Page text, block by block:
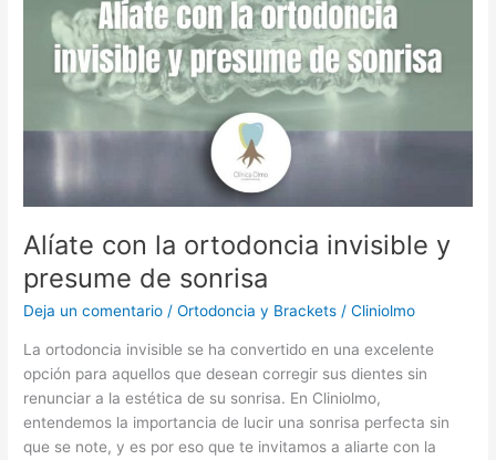
Alíate con la ortodoncia invisible y
presume de sonrisa
Deja un comentario /Ortodoncia y Brackets /Cliniolmo
La ortodoncia invisible se ha convertido en una excelente
opción para aquellos que desean corregir sus dientes sin
renunciar a la estética de su sonrisa. En Cliniolmo,
entendemos la importancia de lucir una sonrisa perfecta sin
que se note, y es por eso que te invitamos a aliarte con la
presume
sonrisa